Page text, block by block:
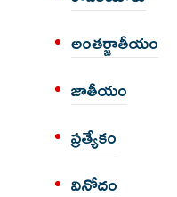
అంత‌ర్జాతీయం
జాతీయం
ప్రత్యేకం
వినోదం